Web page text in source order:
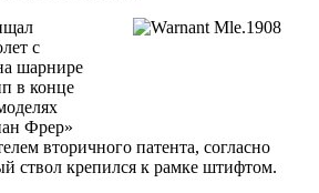
с
шарнире
в конце
Фрер»
вторичного патента, согласно
ствол крепился к рамке штифтом.